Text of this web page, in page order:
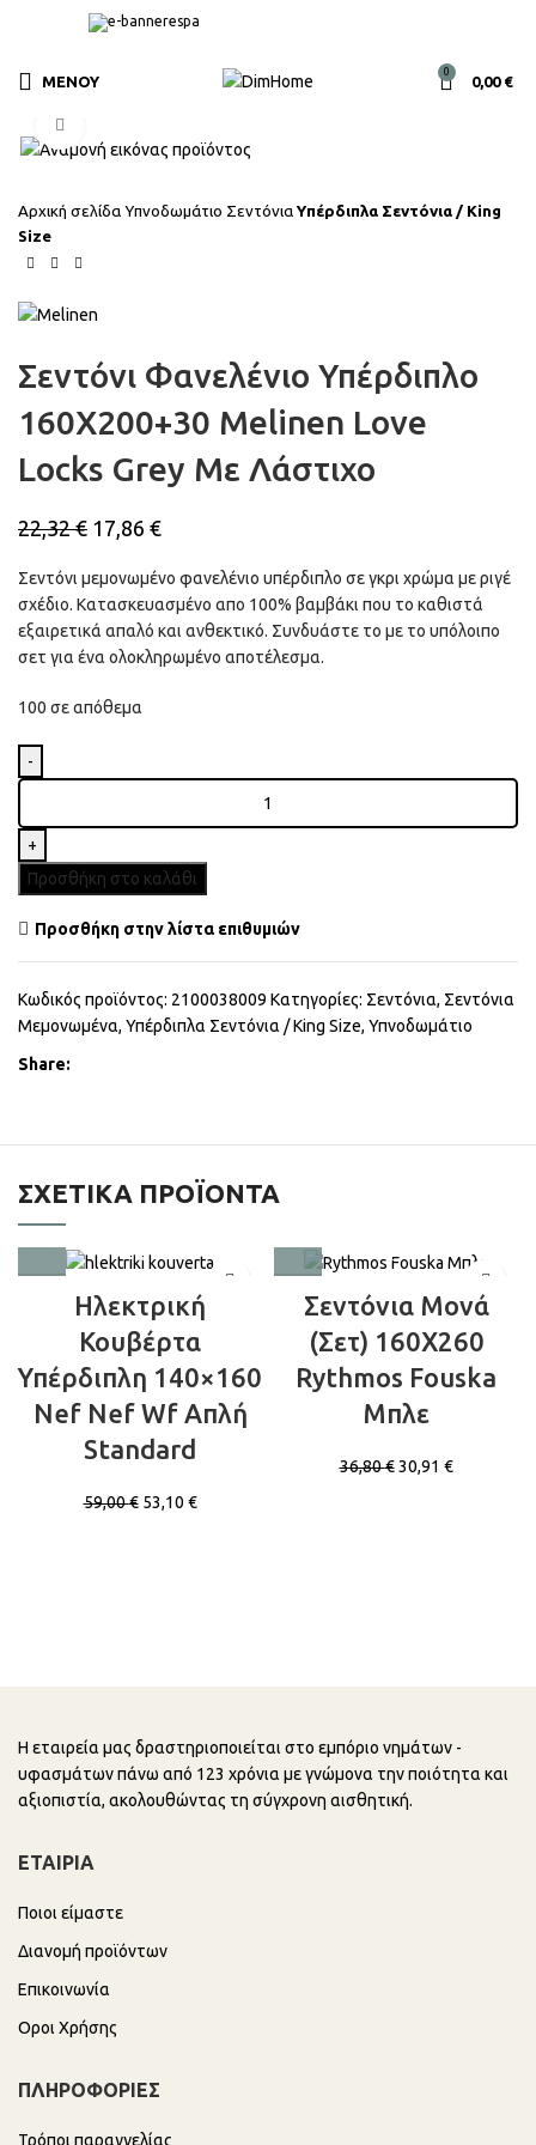
ΜΕΝΟΎ
0
0,00 €
Αρχική σελίδα Υπνοδωμάτιο Σεντόνια Υπέρδιπλα Σεντόνια / King
Size
Σεντόνι Φανελένιο Υπέρδιπλο
160X200+30 Melinen Love
Locks Grey Με Λάστιχο
22,32€ 17,86 €
Σεντόνι μεμονωμένο φανελένιο υπέρδιπλο σε γκρι χρώμα με ριγέ
σχέδιο. Κατασκευασμένο απο 100% βαμβάκι που το καθιστά
εξαιρετικά απαλό και ανθεκτικό. Συνδυάστε το με το υπόλοιπο
σετ για ένα ολοκληρωμένο αποτέλεσμα.
100 σε απόθεμα
Υπέρδιπλο
160X200+30
Melinen
Love
Με
Λάστιχο
ποσότητα
Προσθήκη στο καλάθι
Προσθήκη στην λίστα επιθυμιών
Κωδικός προϊόντος: 2100038009 Κατηγορίες: Σεντόνια, Σεντόνια
Μεμονωμένα, Υπέρδιπλα Σεντόνια / King Size, Υπνοδωμάτιο
Share:
ΣΧΕΤΙΚΆ ΠΡΟΪΌΝΤΑ
Ηλεκτρική
Κουβέρτα
Υπέρδιπλη 140×160
Nef Nef Wf Απλή
Standard
59,00€ 53,10 €
Σεντόνια Μονά
(Σετ) 160X260
Rythmos Fouska
Μπλε
36,80€ 30,91 €
Η εταιρεία μας δραστηριοποιείται στο εμπόριο νημάτων -
υφασμάτων πάνω από 123 χρόνια με γνώμονα την ποιότητα και
αξιοπιστία, ακολουθώντας τη σύγχρονη αισθητική.
ΕΤΑΙΡΙΑ
Ποιοι είμαστε
Διανομή προϊόντων
Επικοινωνία
Οροι Χρήσης
ΠΛΗΡΟΦΟΡΙΕΣ
Τρόποι παραγγελίας